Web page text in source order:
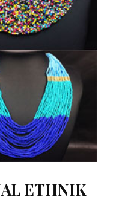
ETHNIK